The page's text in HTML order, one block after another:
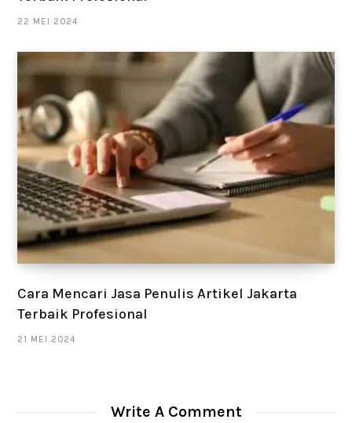
22 MEI 2024
Cara Mencari Jasa Penulis Artikel Jakarta
Terbaik Profesional
21 MEI 2024
Write A Comment